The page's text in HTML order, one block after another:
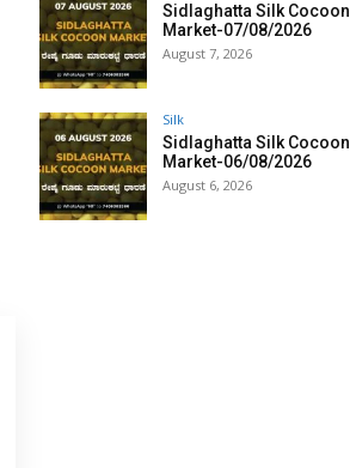
Sidlaghatta Silk Cocoon
Market-07/08/2026
August 7, 2026
Silk
Sidlaghatta Silk Cocoon
Market-06/08/2026
August 6, 2026